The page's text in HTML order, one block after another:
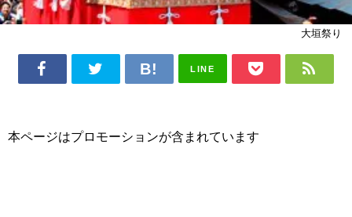
大垣祭り
LINE
本ページはプロモーションが含まれています